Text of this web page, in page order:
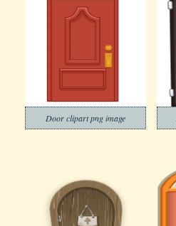
Door clipart png image